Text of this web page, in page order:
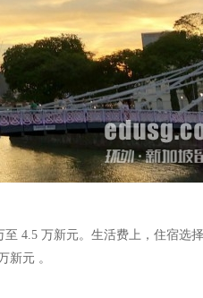
4.5 万新元。生活费上，住宿选
新元 。